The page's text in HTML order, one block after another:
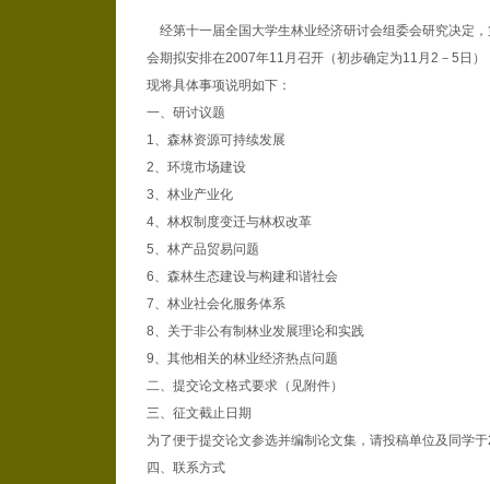
经第十一届全国大学生林业经济研讨会组委会研究决定
会期拟安排在2007年11月召开（初步确定为11月2－5日）
现将具体事项说明如下：
一、研讨议题
1、森林资源可持续发展
2、环境市场建设
3、林业产业化
4、林权制度变迁与林权改革
5、林产品贸易问题
6、森林生态建设与构建和谐社会
7、林业社会化服务体系
8、关于非公有制林业发展理论和实践
9、其他相关的林业经济热点问题
二、提交论文格式要求（见附件）
三、征文截止日期
为了便于提交论文参选并编制论文集，请投稿单位及同学
四、联系方式